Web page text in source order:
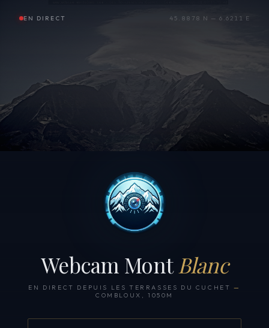
EN DIRECT 45.8878 N — 6.6211 E
Webcam Mont Blanc
EN DIRECT DEPUIS LES TERRASSES DU CUCHET —
COMBLOUX, 1050M